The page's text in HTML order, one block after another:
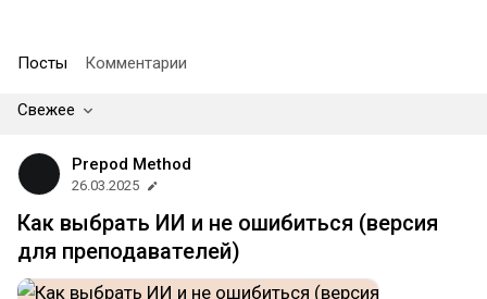
Посты Комментарии
Свежее
Prepod Method
26.03.2025
Как выбрать ИИ и не ошибиться (версия
для преподавателей)